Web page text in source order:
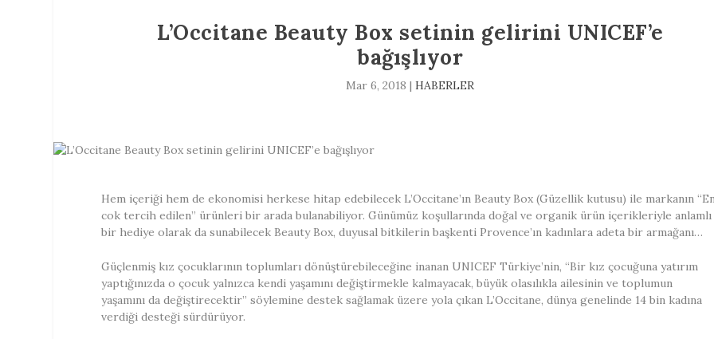
L’Occitane Beauty Box setinin gelirini UNICEF’e
bağışlıyor
Mar 6, 2018 |HABERLER
Hem içeriği hem de ekonomisi herkese hitap edebilecek L’Occitane’ın Beauty Box (Güzellik kutusu) ile markanın
cok tercih edilen” ürünleri bir arada bulanabiliyor. Günümüz koşullarında doğal ve organik ürün içerikleriyle anlamlı
bir hediye olarak da sunabilecek Beauty Box, duyusal bitkilerin başkenti Provence’ın kadınlara adeta bir armağanı…
Güçlenmiş kız çocuklarının toplumları dönüştürebileceğine inanan UNICEF Türkiye’nin, “Bir kız çocuğuna yatırım
yaptığınızda o çocuk yalnızca kendi yaşamını değiştirmekle kalmayacak, büyük olasılıkla ailesinin ve toplumun
yaşamını da değiştirecektir” söylemine destek sağlamak üzere yola çıkan L’Occitane, dünya genelinde 14 bin kadına
verdiği desteği sürdürüyor.